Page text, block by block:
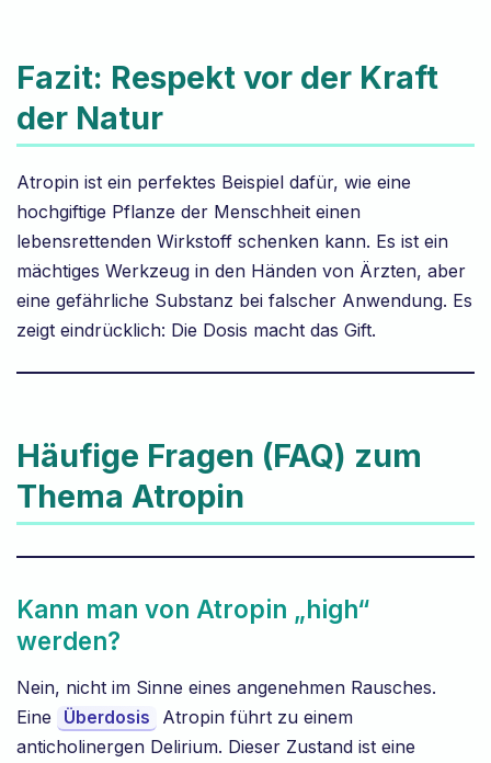
Fazit: Respekt vor der Kraft
der Natur
Atropin ist ein perfektes Beispiel dafür, wie eine
hochgiftige Pflanze der Menschheit einen
lebensrettenden Wirkstoff schenken kann. Es ist ein
mächtiges Werkzeug in den Händen von Ärzten, aber
eine gefährliche Substanz bei falscher Anwendung. Es
zeigt eindrücklich: Die Dosis macht das Gift.
Häufige Fragen (FAQ) zum
Thema Atropin
Kann man von Atropin „high“
werden?
Nein, nicht im Sinne eines angenehmen Rausches.
Eine
Überdosis
Atropin führt zu einem
anticholinergen Delirium. Dieser Zustand ist eine